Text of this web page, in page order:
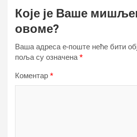
Које је Ваше
овоме?
Ваша адреса е-поште неће бити
поља су означена*
Коментар *